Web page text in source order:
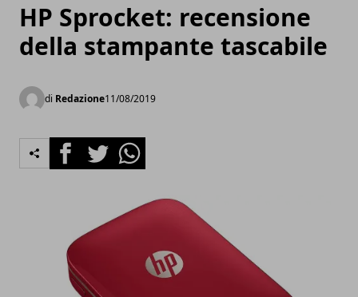
HP Sprocket: recensione
della stampante tascabile
di Redazione11/08/2019
FacebookTwitterWhatsapp